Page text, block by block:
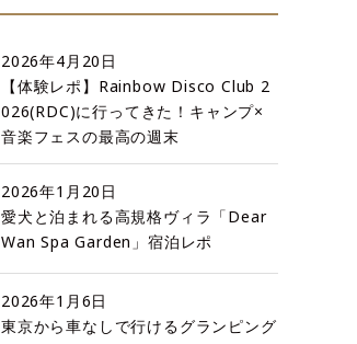
2026年4月20日
【体験レポ】Rainbow Disco Club 2
026(RDC)に行ってきた！キャンプ×
音楽フェスの最高の週末
2026年1月20日
愛犬と泊まれる高規格ヴィラ「Dear
Wan Spa Garden」宿泊レポ
2026年1月6日
東京から車なしで行けるグランピング